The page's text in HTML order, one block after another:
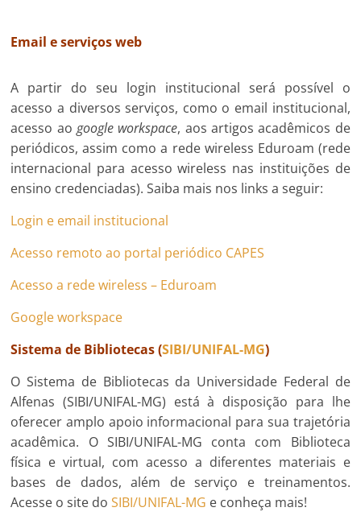
Email e serviços web
A partir do seu login institucional será possível o
acesso a diversos serviços, como o email institucional,
acesso aogoogle workspace, aos artigos acadêmicos de
periódicos, assim como a rede wireless Eduroam (rede
internacional para acesso wireless nas instituições de
ensino credenciadas). Saiba mais nos links a seguir:
Login e email institucional
Acesso remoto ao portal periódico CAPES
Acesso a rede wireless – Eduroam
Google workspace
Sistema de Bibliotecas (SIBI/UNIFAL-MG)
O Sistema de Bibliotecas da Universidade Federal de
Alfenas (SIBI/UNIFAL-MG) está à disposição para lhe
oferecer amplo apoio informacional para sua trajetória
acadêmica. O SIBI/UNIFAL-MG conta com Biblioteca
física e virtual, com acesso a diferentes materiais e
bases de dados, além de serviço e treinamentos.
Acesse o site doSIBI/UNIFAL-MG e conheça mais!